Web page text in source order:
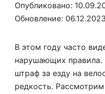
Опубликовано:
Обновление: 06.12.2023
В этом году часто
нарушающих
штраф за езду на
редкость.